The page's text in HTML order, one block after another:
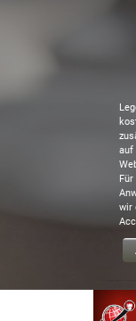
auf
wir